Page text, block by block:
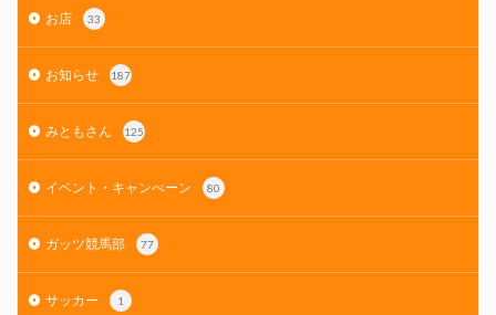
お店 33
お知らせ 187
みともさん 125
イベント・キャンぺーン 80
ガッツ競馬部 77
サッカー 1